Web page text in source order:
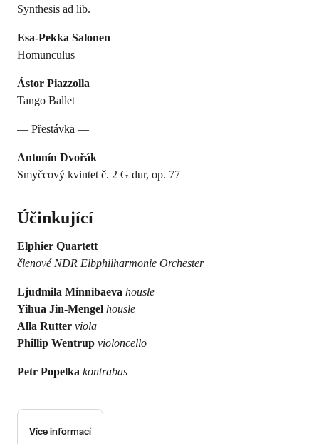
Synthesis ad lib.
Esa-Pekka Salonen
Homunculus
Ástor Piazzolla
Tango Ballet
— Přestávka —
Antonín Dvořák
Smyčcový kvintet č. 2 G dur, op. 77
Účinkující
Elphier Quartett
členové NDR Elbphilharmonie Orchester
Ljudmila Minnibaeva housle
Yihua Jin-Mengel housle
Alla Rutter viola
Phillip Wentrup violoncello
Petr Popelka kontrabas
Více informací